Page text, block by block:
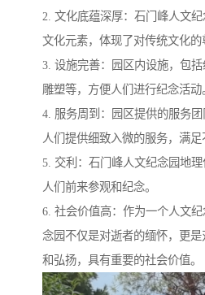
2. 文化底蕴深厚：石门峰人文
文化元素，体现了对传统文化的
3. 设施完善：园区内设施，包
雕塑等，方便人们进行纪念活动
4. 服务周到：园区提供的服务
人们提供细致入微的服务，满足
5. 交利：石门峰人文纪念园地
人们前来参观和纪念。
6. 社会价值高：作为一个人文
念园不仅是对逝者的缅怀，更
和弘扬，具有重要的社会价值。